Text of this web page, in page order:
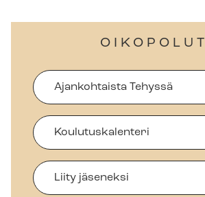
OIKOPOLUT
Ajankohtaista Tehyssä
Koulutuskalenteri
Liity jäseneksi